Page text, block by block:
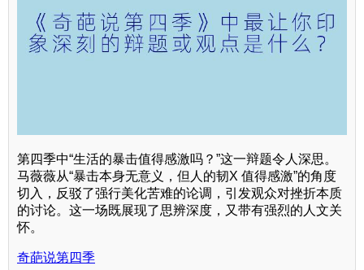
第四季中“生活的暴击值得感激吗？”这一辩题令人深思。
马薇薇从“暴击本身无意义，但人的韧X 值得感激”的角度
切入，反驳了强行美化苦难的论调，引发观众对挫折本质
的讨论。这一场既展现了思辨深度，又带有强烈的人文关
怀。
奇葩说第四季